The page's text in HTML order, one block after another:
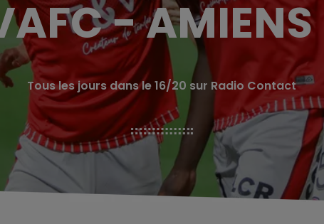
-
Tous les jours dans le 16/20 sur Radio Contact